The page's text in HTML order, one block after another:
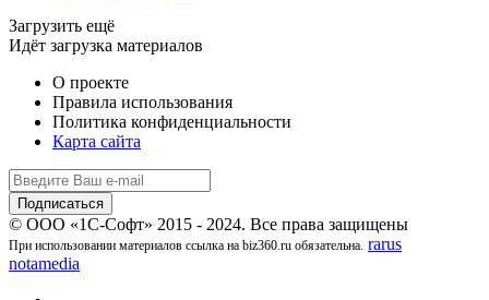
Загрузить ещё
Идёт загрузка материалов
О проекте
Правила использования
Политика конфиденциальности
Карта сайта
© ООО «1С-Софт» 2015 - 2024. Все права защищены
При использовании материалов ссылка на biz360.ru обязательна. rarus
notamedia